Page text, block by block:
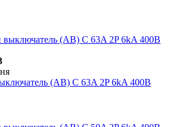
(АВ) C 63A 2P 6kA 400В